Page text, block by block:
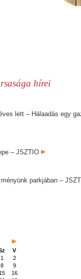
hírei
lett – Hálaadás egy
– JSZTIO
parkjában –
V
1
2
8
9
15
16